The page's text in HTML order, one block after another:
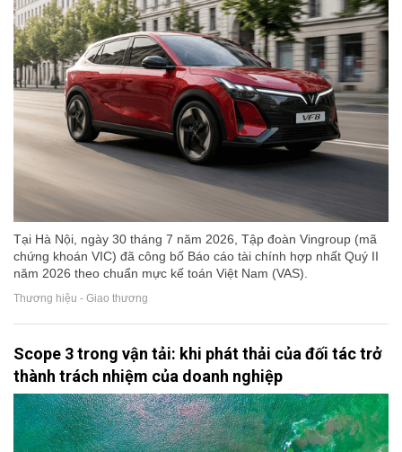
Tại Hà Nội, ngày 30 tháng 7 năm 2026, Tập đoàn Vingroup (mã
chứng khoán VIC) đã công bố Báo cáo tài chính hợp nhất Quý II
năm 2026 theo chuẩn mực kế toán Việt Nam (VAS).
Thương hiệu - Giao thương
Scope 3 trong vận tải: khi phát thải của đối tác trở
thành trách nhiệm của doanh nghiệp